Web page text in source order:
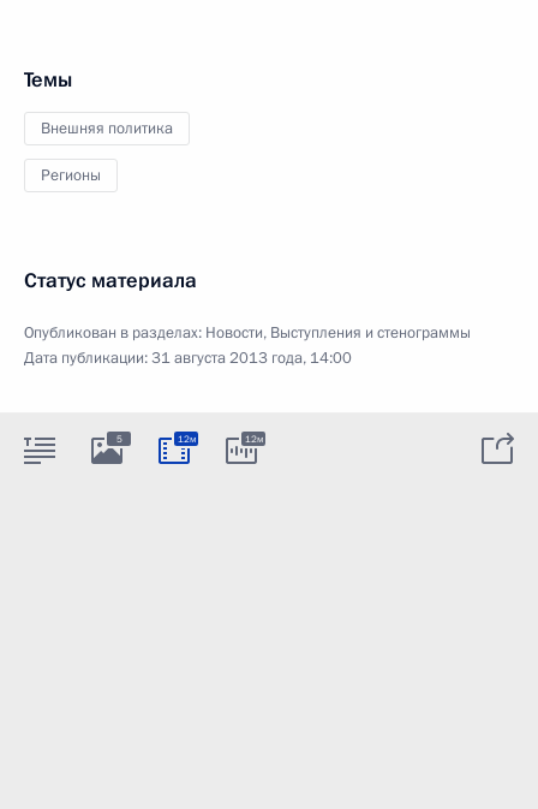
Темы
Внешняя политика
Регионы
Статус материала
Опубликован в разделах: Новости, Выступления и стенограммы
Дата публикации:31 августа 2013 года, 14:00
5 12м 12м